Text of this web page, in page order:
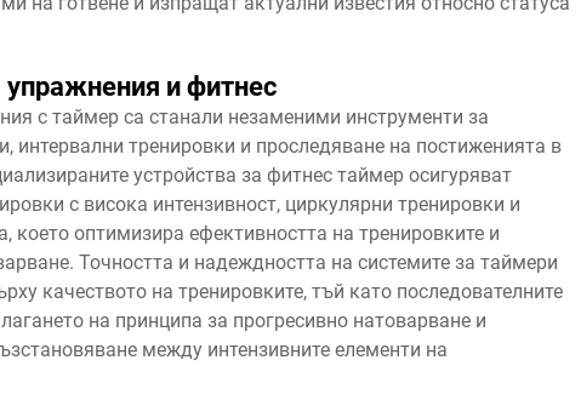
и фитнес
с таймер са станали незаменими инструменти за
интервални тренировки и проследяване на постиженията в
устройства за фитнес таймер осигуряват
с висока интензивност, циркулярни тренировки и
което оптимизира ефективността на тренировките и
Точността и надеждността на системите за таймери
качеството на тренировките, тъй като последователните
на принципа за прогресивно натоварване и
между интензивните елементи на